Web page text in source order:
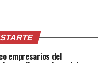
empresarios del